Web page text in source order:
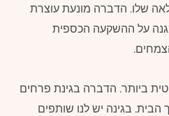
שלו. הדברה מונעת עוצרת
על ההשקעה הכספית
ביותר. הדברה בגינת פרחים
בגינה יש לנו שותפים